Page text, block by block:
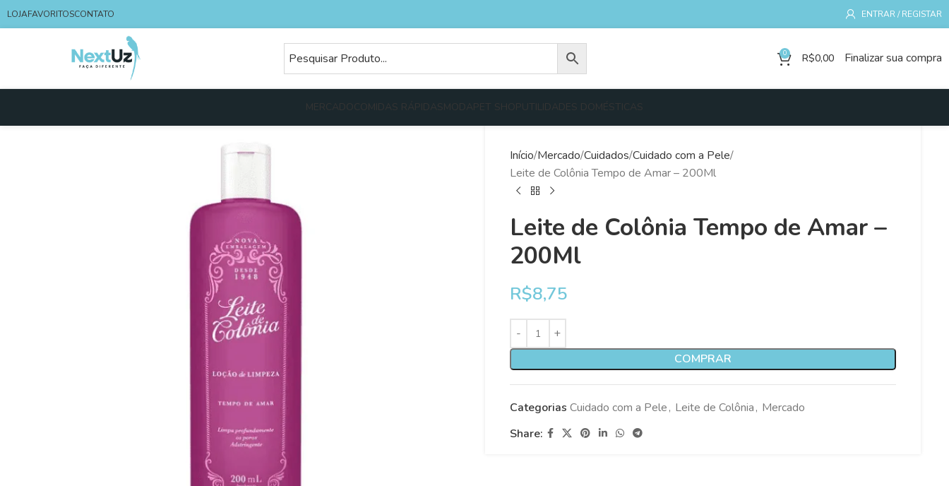
LOJAFAVORITOSCONTATO ENTRAR / REGISTAR
0 R$0,00 Finalizar sua compra
MERCADO COMIDAS RÁPIDAS MODAPET SHOP UTILIDADES DOMÉSTICAS
Início Mercado Cuidados Cuidado com a Pele
Leite de Colônia Tempo de Amar – 200Ml
Leite de Colônia Tempo de Amar –
200Ml
R$8,75
COMPRAR
Categorias Cuidado com a Pele, Leite de Colônia, Mercado
Share: